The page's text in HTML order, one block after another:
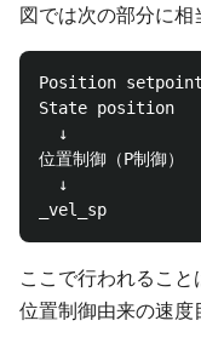
図では次の部分に相
Position setpoint
State position
  ↓
位置制御（P制御）
  ↓
ここで行われること
位置制御由来の速度